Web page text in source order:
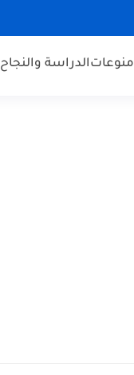
منوعاتالدراسة والنجاح